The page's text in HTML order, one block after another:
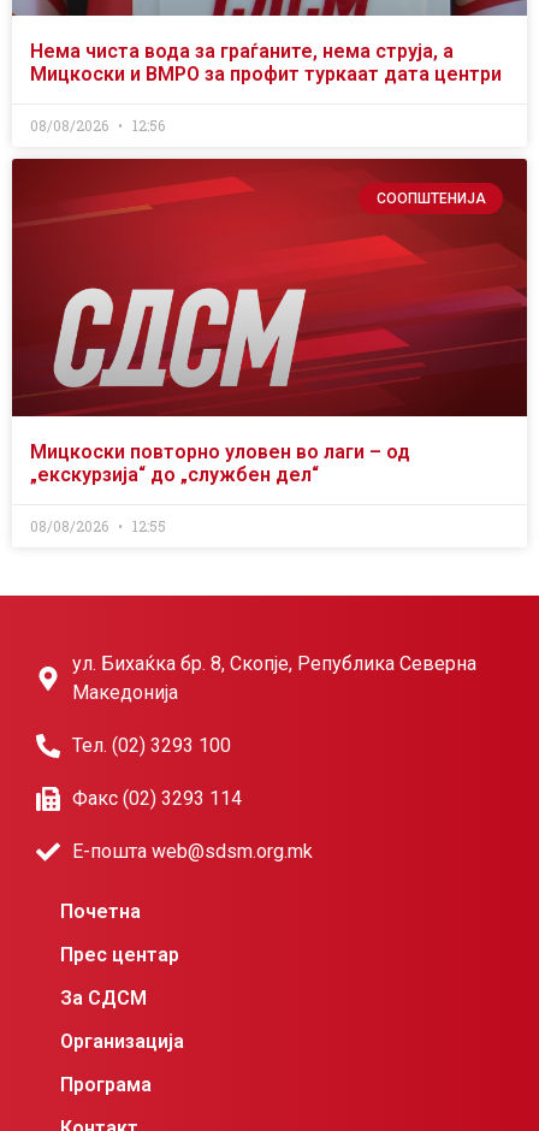
Нема чиста вода за граѓаните, нема струја, а
Мицкоски и ВМРО за профит туркаат дата центри
08/08/2026 12:56
СООПШТЕНИЈА
Мицкоски повторно уловен во лаги – од
„екскурзија“ до „службен дел“
08/08/2026 12:55
ул. Бихаќка бр. 8, Скопје, Република Северна
Македонија
Тел. (02) 3293 100
Факс (02) 3293 114
Е-пошта web@sdsm.org.mk
Почетна
Прес центар
За СДСМ
Организација
Програма